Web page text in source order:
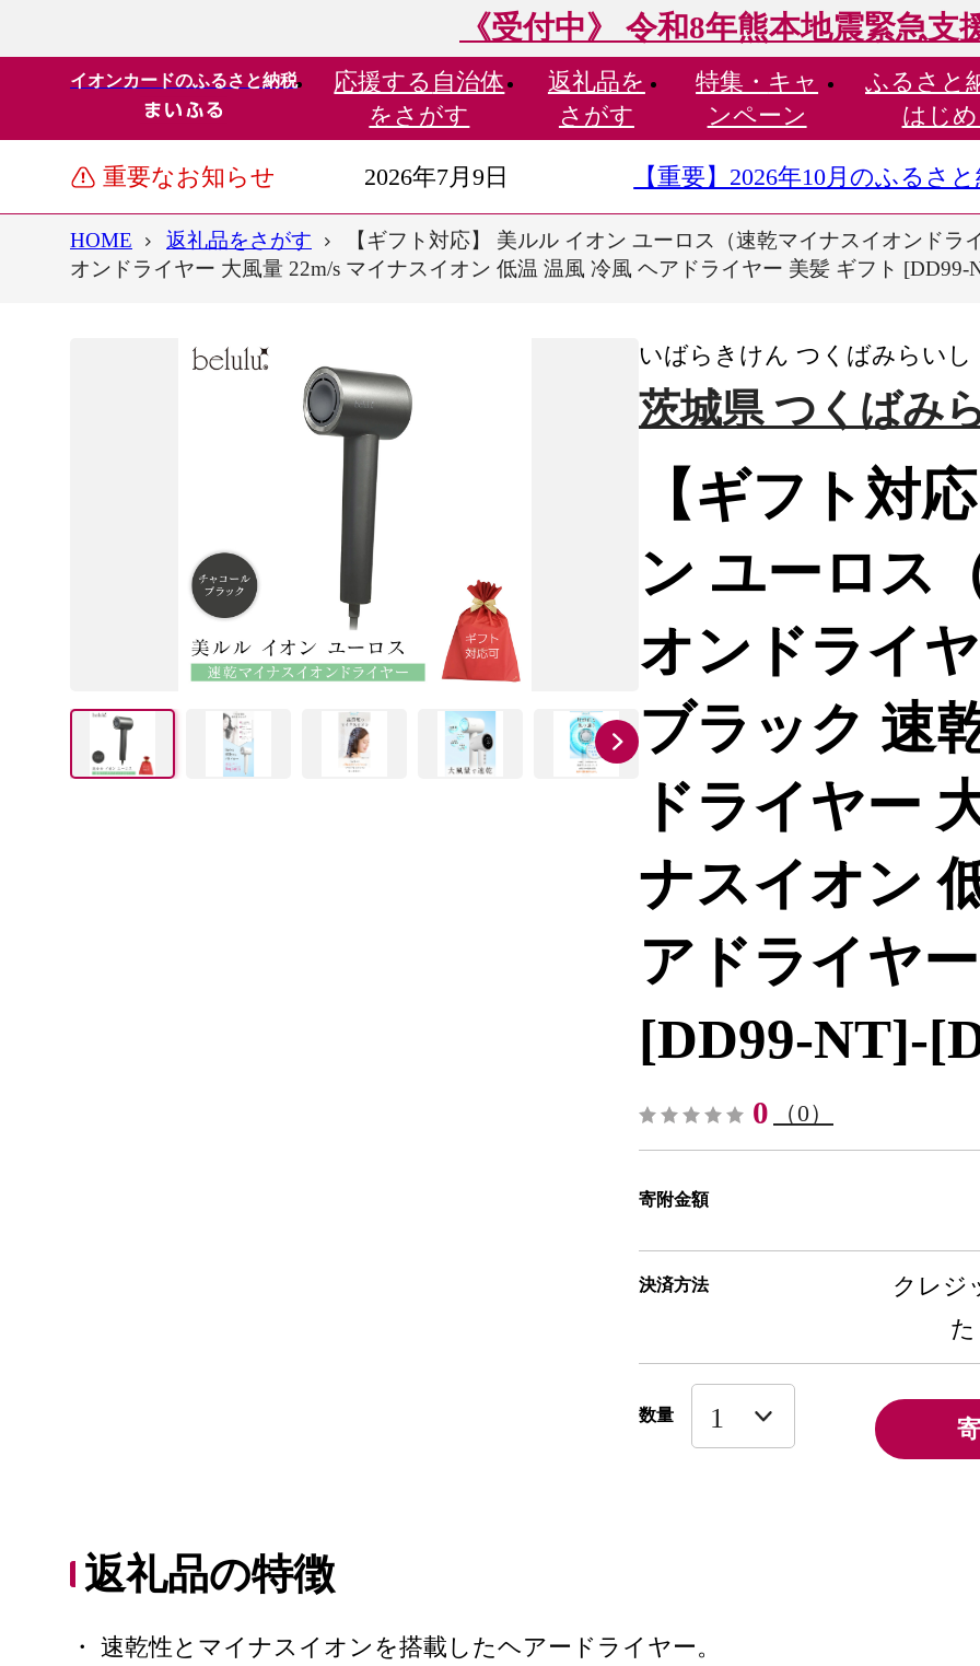
《受付中》 令和8年熊本地震緊急支
イオンカードのふるさと納税 応援する 自治体
をさがす
返礼品を
さがす
特集・ キャ
ンペーン
ふるさと
はじ
重要なお知らせ 2026年7月9日 【重要】2026年10月のふるさ
HOME 返礼品をさがす
【ギフト対応】 美ルル イオン ユーロス（速乾マイナスイオンド
オンドライヤー 大風量 22m/s マイナスイオン 低温 温風 冷風 ヘアドライヤー 美髪 ギフト [DD99-
いばらきけん つくばみらいし
茨城県 つくばみ
【ギフト対
ン ユーロス
オンドライ
ブラック 速
ドライヤー
ナスイオン
アドライヤ
[DD99-NT]-
0 （0）
寄附金額
決済方法
クレジ
数量
返礼品の特徴
・ 速乾性とマイナスイオンを搭載したヘアードライヤー。